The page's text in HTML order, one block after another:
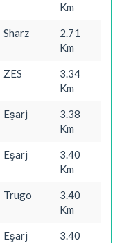
Km
Sharz
2.71
Km
ZES
3.34
Km
Eşarj
3.38
Km
Eşarj
3.40
Km
Trugo
3.40
Km
Eşarj
3.40